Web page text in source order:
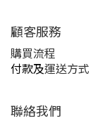
顧客服務
購買流程
付款及運送方式
聯絡我們